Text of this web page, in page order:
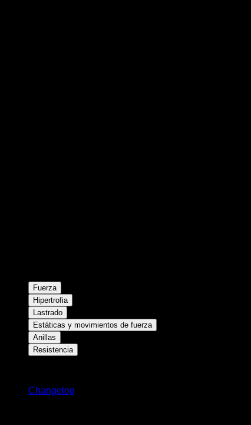
Fuerza
Hipertrofia
Lastrado
Estáticas y movimientos de fuerza
Anillas
Resistencia
Changelog